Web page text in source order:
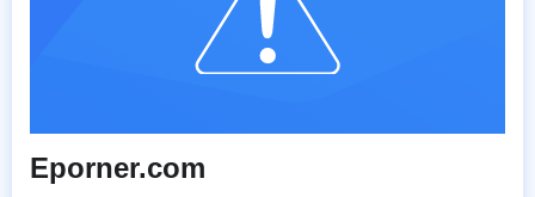
Eporner.com